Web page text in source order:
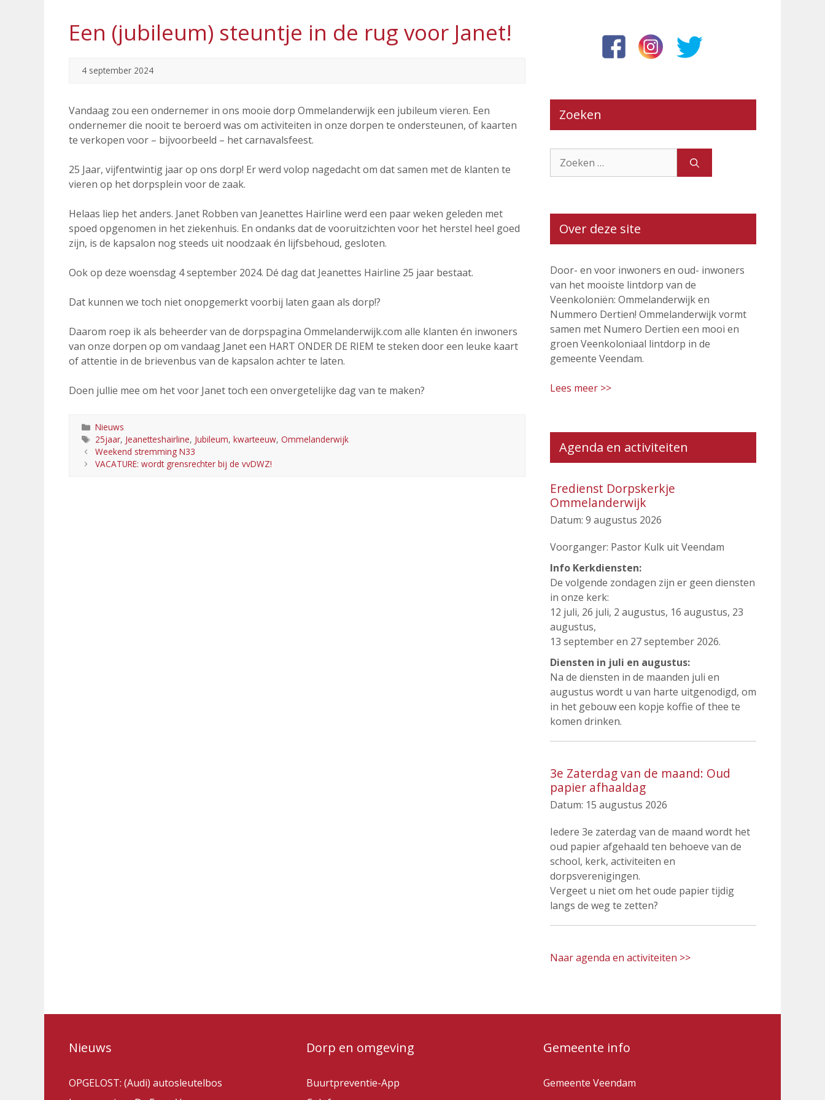
Een (jubileum) steuntje in de rug voor Janet!
4 september 2024
Vandaag zou een ondernemer in ons mooie dorp Ommelanderwijk een jubileum vieren. Een
ondernemer die nooit te beroerd was om activiteiten in onze dorpen te ondersteunen, of kaarten
te verkopen voor – bijvoorbeeld – het carnavalsfeest.
25 Jaar, vijfentwintig jaar op ons dorp! Er werd volop nagedacht om dat samen met de klanten te
vieren op het dorpsplein voor de zaak.
Helaas liep het anders. Janet Robben van Jeanettes Hairline werd een paar weken geleden met
spoed opgenomen in het ziekenhuis. En ondanks dat de vooruitzichten voor het herstel heel goed
zijn, is de kapsalon nog steeds uit noodzaak én lijfsbehoud, gesloten.
Ook op deze woensdag 4 september 2024. Dé dag dat Jeanettes Hairline 25 jaar bestaat.
Dat kunnen we toch niet onopgemerkt voorbij laten gaan als dorp!?
Daarom roep ik als beheerder van de dorpspagina Ommelanderwijk.com alle klanten én inwoners
van onze dorpen op om vandaag Janet een HART ONDER DE RIEM te steken door een leuke kaart
of attentie in de brievenbus van de kapsalon achter te laten.
Doen jullie mee om het voor Janet toch een onvergetelijke dag van te maken?
Categorieën
Nieuws
Tags
25jaar, Jeanetteshairline, Jubileum, kwarteeuw, Ommelanderwijk
Weekend stremming N33
VACATURE: wordt grensrechter bij de vvDWZ!
Zoeken
naar:
Over deze site
Door- en voor inwoners en oud- inwoners
van het mooiste lintdorp van de
Veenkoloniën: Ommelanderwijk en
Nummero Dertien! Ommelanderwijk vormt
samen met Numero Dertien een mooi en
groen Veenkoloniaal lintdorp in de
gemeente Veendam.
Lees meer >>
Agenda en activiteiten
Eredienst Dorpskerkje
Ommelanderwijk
Datum: 9 augustus 2026
Voorganger: Pastor Kulk uit Veendam
Info Kerkdiensten:
De volgende zondagen zijn er geen diensten
in onze kerk:
12 juli, 26 juli, 2 augustus, 16 augustus, 23
augustus,
13 september en 27 september 2026.
Diensten in juli en augustus:
Na de diensten in de maanden juli en
augustus wordt u van harte uitgenodigd, om
in het gebouw een kopje koffie of thee te
komen drinken.
3e Zaterdag van de maand: Oud
papier afhaaldag
Datum: 15 augustus 2026
Iedere 3e zaterdag van de maand wordt het
oud papier afgehaald ten behoeve van de
school, kerk, activiteiten en
dorpsverenigingen.
Vergeet u niet om het oude papier tijdig
langs de weg te zetten?
Naar agenda en activiteiten >>
Nieuws
OPGELOST: (Audi) autosleutelbos
Dorp en omgeving
Buurtpreventie-App
Gemeente info
Gemeente Veendam